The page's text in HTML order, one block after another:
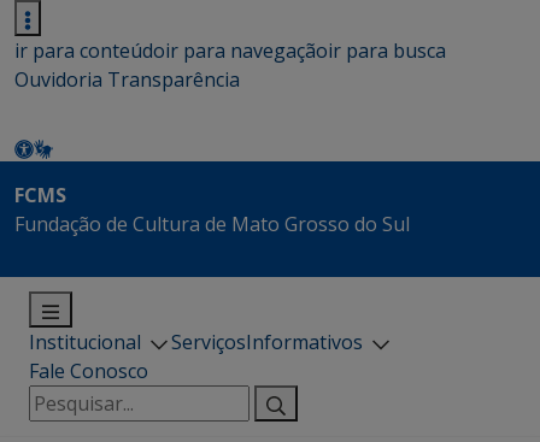
ir para conteúdoir para navegaçãoir para busca
Ouvidoria Transparência
FCMS
Fundação de Cultura de Mato Grosso do Sul
Institucional ServiçosInformativos
Fale Conosco
Pesquisar
por: